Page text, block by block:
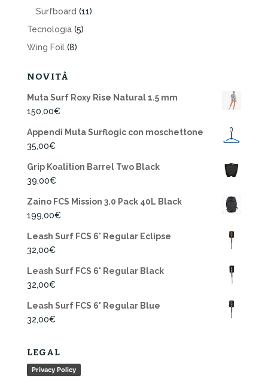
Surfboard (11)
Tecnologia (5)
Wing Foil (8)
NOVITÀ
Muta Surf Roxy Rise Natural 1.5 mm
150,00€
Appendi Muta Surflogic con moschettone
35,00€
Grip Koalition Barrel Two Black
39,00€
Zaino FCS Mission 3.0 Pack 40L Black
199,00€
Leash Surf FCS 6' Regular Eclipse
32,00€
Leash Surf FCS 6' Regular Black
32,00€
Leash Surf FCS 6' Regular Blue
32,00€
LEGAL
Privacy Policy